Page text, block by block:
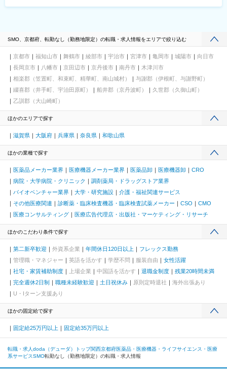
SMO、京都府、転勤なし（勤務地限定）の転職・求人情報をエリアで絞り込む
京都市 福知山市 舞鶴市 綾部市 宇治市 宮津市 亀岡市 城陽市
向日市
長岡京市
八幡市 京田辺市 京丹後市 南丹市
木津川市
相楽郡（笠置町、和束町、精華町、南山城村）
与謝郡（伊根町、与謝野町）
綴喜郡（井手町、宇治田原町）
船井郡（京丹波町）
久世郡（久御山町）
乙訓郡（大山崎町）
ほかのエリアで探す
滋賀県 大阪府 兵庫県 奈良県 和歌山県
ほかの業種で探す
医薬品メーカー業界 医療機器メーカー業界 医薬品卸 医療機器卸
CRO
病院・大学病院・クリニック
調剤薬局・ドラッグストア業界
バイオベンチャー業界
大学・研究施設
介護・福祉関連サービス
その他医療関連
診断薬・臨床検査機器・臨床検査試薬メーカー CSO
CMO
医療コンサルティング
医療広告代理店・出版社・マーケティング・リサーチ
ほかのこだわり条件で探す
第二新卒歓迎 外資系企業 年間休日120日以上
フレックス勤務
管理職・マネジャー
英語を活かす 学歴不問 服装自由
女性活躍
社宅・家賃補助制度
上場企業 中国語を活かす 退職金制度
残業20時間未満
完全週休2日制
職種未経験歓迎 土日祝休み 原則定時退社
海外出張あり
U・Iターン支援あり
ほかの固定給で探す
固定給25万円以上 固定給35万円以上
転職・求人doda（デューダ）トップ関西京都府医薬品・医療機器・ライフサイエンス・医療
系サービスSMO転勤なし（勤務地限定）の転職・求人情報